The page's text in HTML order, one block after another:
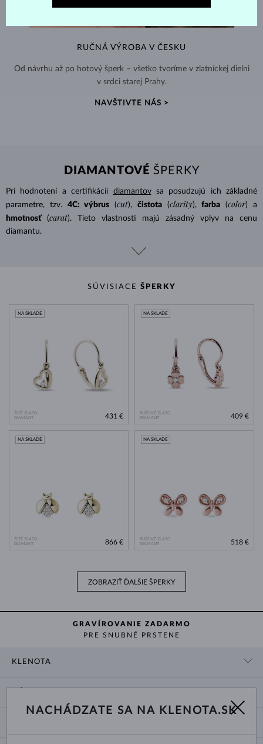
RUČNÁ VÝROBA V ČESKU
Od návrhu až po hotový šperk – všetko tvoríme v zlatníckej dielni
v srdci starej Prahy.
NAVŠTIVTE NÁS >
DIAMANTOVÉ ŠPERKY
Pri hodnotení a certifikácii diamantovsa posudzujú ich základné
parametre, tzv.
4C: výbrus (cut), čistota (clarity), farba (color) a
hmotnosť
(carat). Tieto vlastnosti majú zásadný vplyv na cenu
diamantu.
SÚVISIACE ŠPERKY
ŽLTÉ ZLATO
DIAMANT
NA SKLADE
431 €
RUŽOVÉ ZLATO
DIAMANT
NA SKLADE
409 €
ŽLTÉ ZLATO
DIAMANT
NA SKLADE
866 €
RUŽOVÉ ZLATO
DIAMANT
NA SKLADE
518 €
ZOBRAZIŤ ĎALŠIE ŠPERKY
GRAVÍROVANIE ZADARMO
PRE SNUBNÉ PRSTENE
KLENOTA
O NÁS
DODANIE A PLATBA ZA TOVAR
NACHÁDZATE SA NA KLENOTA.SK